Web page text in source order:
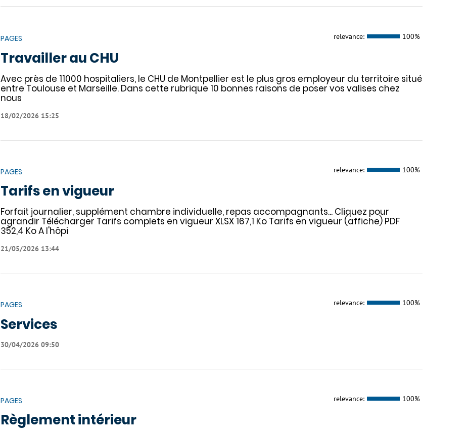
PAGES relevance: 100%
Travailler au CHU
Avec près de 11000 hospitaliers, le CHU de Montpellier est le plus gros employeur du territoire situé
entre Toulouse et Marseille. Dans cette rubrique 10 bonnes raisons de poser vos valises chez
nous
18/02/2026 15:25
PAGES relevance: 100%
Tarifs en vigueur
Forfait journalier, supplément chambre individuelle, repas accompagnants... Cliquez pour
agrandir Télécharger Tarifs complets en vigueur XLSX 167,1 Ko Tarifs en vigueur (affiche) PDF
352,4 Ko A l'hôpi
21/05/2026 13:44
PAGES relevance: 100%
Services
30/04/2026 09:50
PAGES relevance: 100%
Règlement intérieur